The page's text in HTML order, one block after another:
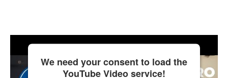
We need your consent to load the
YouTube Video service!